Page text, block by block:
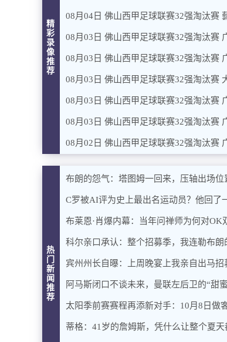
精
彩
录
像
推
荐
08月04日 佛山西甲足球联赛32强淘汰赛
08月03日 佛山西甲足球联赛32强淘汰赛
08月03日 佛山西甲足球联赛32强淘汰赛
08月03日 佛山西甲足球联赛32强淘汰赛
08月03日 佛山西甲足球联赛32强淘汰赛
08月03日 佛山西甲足球联赛32强淘汰赛
08月02日 佛山西甲足球联赛32强淘汰赛
热
门
新
闻
推
荐
布朗的怨气：塔图姆一回来，压轴出场位
C罗被AI评为史上最出名运动员？他回了
布莱恩·肖爆内幕：当年问禅师为何对
科尔亲口承认：整个招募季，我连勒布朗
宾州州长自曝：上周晚宴上我亲自出马
阿马斯闭口不谈未来，曼联左后卫的“甜蜜
太阳季前赛赛程再添新对手：10月8日做
蒂格：41岁的詹姆斯，凭什么让整个夏天